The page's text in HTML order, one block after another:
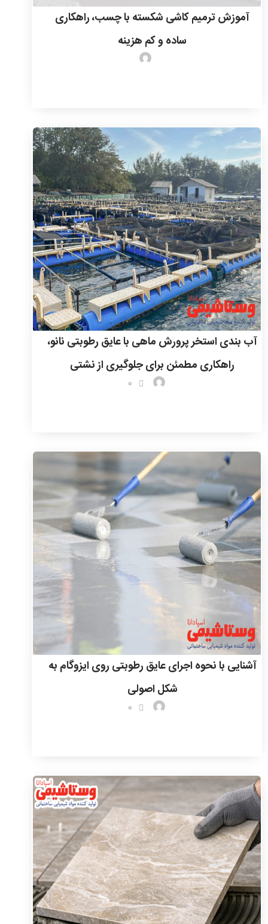
آموزش ترمیم کاشی شکسته با چسب، راهکاری
ساده و کم‌ هزینه
آب بندی استخر پرورش ماهی با عایق رطوبتی نانو،
راهکاری مطمئن برای جلوگیری از نشتی
0
آشنایی با نحوه اجرای عایق رطوبتی روی ایزوگام به
شکل اصولی
0